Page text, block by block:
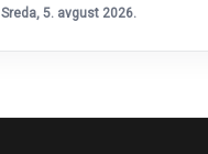
Sreda, 5. avgust 2026.